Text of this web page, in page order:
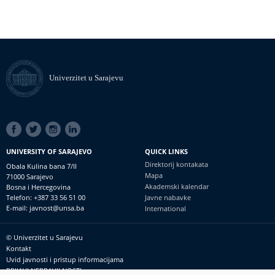
Univerzitet u Sarajevu
SOCIAL
LINKS
UNIVERSITY OF SARAJEVO
Obala Kulina bana 7/II
71000 Sarajevo
Bosna i Hercegovina
Telefon: +387 33 56 51 00
E-mail: javnost@unsa.ba
QUICK LINKS
Direktorij kontakata
Mapa
Akademski kalendar
Javne nabavke
International
Footer
meni
© Univerzitet u Sarajevu
Kontakt
Uvid javnosti i pristup informacijama
PRIJAVI NEPRAVILNOSTI